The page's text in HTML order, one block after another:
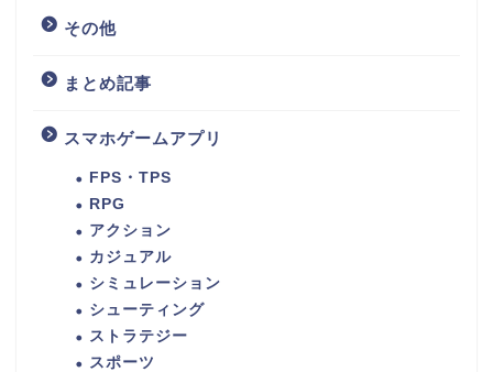
その他
まとめ記事
スマホゲームアプリ
FPS・TPS
RPG
アクション
カジュアル
シミュレーション
シューティング
ストラテジー
スポーツ